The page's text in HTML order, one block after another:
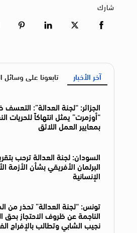
شارك
آخر الأخبار تابعونا على وسائل
الجزائر: “لجنة العدالة”:
“أوزمرت” يمثل انتهاكاً للحريات
بمعايير العمل اللائق
السودان: لجنة العدالة ترحب
البرلمان الأفريقي بشأن الأزمة
الإنسانية
تونس: “لجنة العدالة” تحذر من
الناجمة عن ظروف الاحتجاز
نجيب الشابي وتطالب بالإفراج